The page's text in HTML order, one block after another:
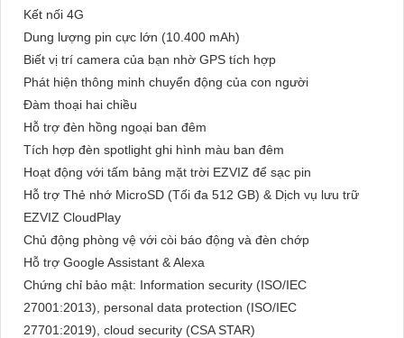
Kết nối 4G
Dung lượng pin cực lớn (10.400 mAh)
Biết vị trí camera của bạn nhờ GPS tích hợp
Phát hiện thông minh chuyển động của con người
Đàm thoại hai chiều
Hỗ trợ đèn hồng ngoại ban đêm
Tích hợp đèn spotlight ghi hình màu ban đêm
Hoạt động với tấm bảng mặt trời EZVIZ để sạc pin
Hỗ trợ Thẻ nhớ MicroSD (Tối đa 512 GB) & Dịch vụ lưu trữ
EZVIZ CloudPlay
Chủ động phòng vệ với còi báo động và đèn chớp
Hỗ trợ Google Assistant & Alexa
Chứng chỉ bảo mật: Information security (ISO/IEC
27001:2013), personal data protection (ISO/IEC
27701:2019), cloud security (CSA STAR)